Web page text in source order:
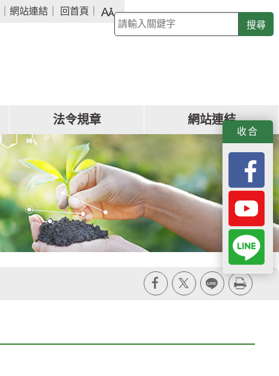
網站連結 回首頁
字
級
大
關
鍵
法令規章 網站連結
收合